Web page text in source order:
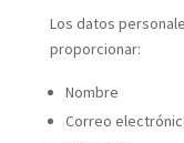
Los datos
proporcionar:
Nombre
Correo